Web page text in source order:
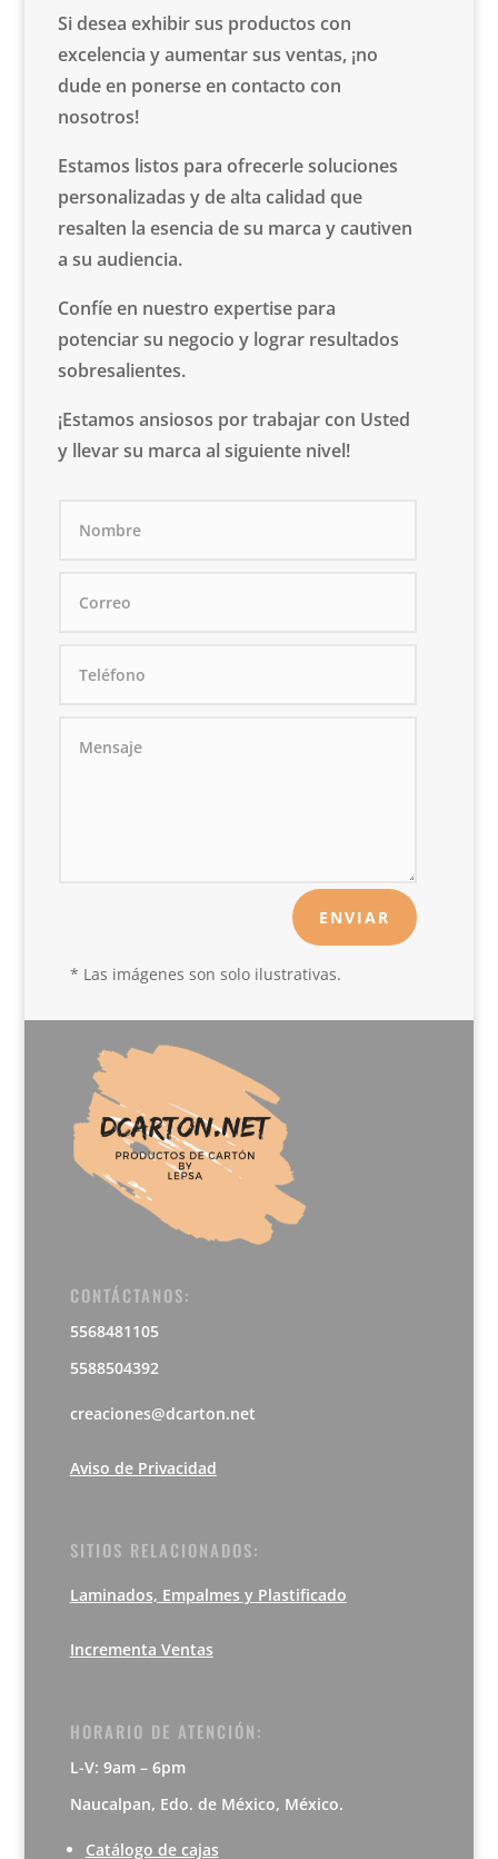
Si desea exhibir sus productos con
excelencia y aumentar sus ventas, ¡no
dude en ponerse en contacto con
nosotros!
Estamos listos para ofrecerle soluciones
personalizadas y de alta calidad que
resalten la esencia de su marca y cautiven
a su audiencia.
Confíe en nuestro expertise para
potenciar su negocio y lograr resultados
sobresalientes.
¡Estamos ansiosos por trabajar con Usted
y llevar su marca al siguiente nivel!
ENVIAR
* Las imágenes son solo ilustrativas.
CONTÁCTANOS:
5568481105
5588504392
creaciones@dcarton.net
Aviso de Privacidad
SITIOS RELACIONADOS:
Laminados, Empalmes y Plastificado
Incrementa Ventas
HORARIO DE ATENCIÓN:
L-V: 9am – 6pm
Naucalpan, Edo. de México, México.
Catálogo de cajas